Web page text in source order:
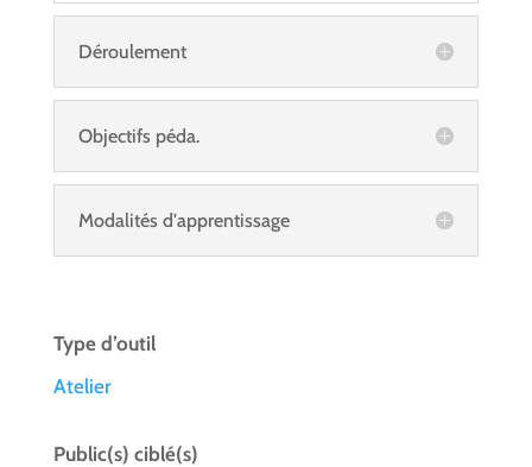
Déroulement
Objectifs péda.
Modalités d'apprentissage
Type d’outil
Atelier
Public(s) ciblé(s)